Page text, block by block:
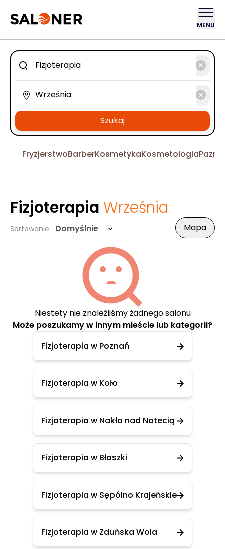
MENU
Szukaj
FryzjerstwoBarberKosmetykaKosmetologia
Fizjoterapia Września
Sortowanie Domyślnie Mapa
Niestety nie znaleźliśmy żadnego salonu
Może poszukamy w innym mieście lub kategorii?
Fizjoterapia w Poznań
Fizjoterapia w Koło
Fizjoterapia w Nakło nad Notecią
Fizjoterapia w Błaszki
Fizjoterapia w Sępólno Krajeńskie
Fizjoterapia w Zduńska Wola